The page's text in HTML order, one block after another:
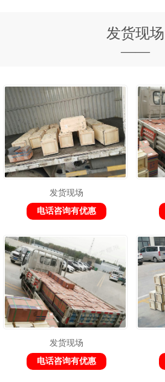
发货现场
——
发货现场
电话咨询有优惠
发货现场
电话咨询有优惠